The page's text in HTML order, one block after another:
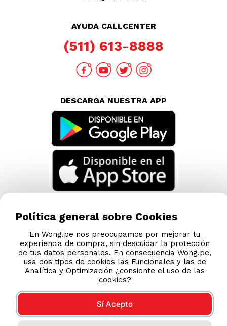
AYUDA CALLCENTER
(511) 613-8888
DESCARGA NUESTRA APP
Compras 100% seguras
Política general sobre Cookies
En Wong.pe nos preocupamos por mejorar tu
experiencia de compra, sin descuidar la protección
de tus datos personales. En consecuencia Wong.pe,
usa dos tipos de cookies las Funcionales y las de
Analítica y Optimización ¿consiente el uso de las
cookies?
Sí Acepto